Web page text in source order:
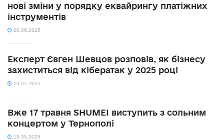
нові зміни у порядку еквайрингу платіжних
інструментів
20.06.2025
Експерт Євген Шевцов розповів, як бізнесу
захиститься від кібератак у 2025 році
19.05.2025
Вже 17 травня SHUMEI виступить з сольним
концертом у Тернополі
15.05.2025